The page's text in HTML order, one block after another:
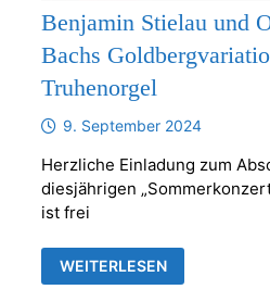
Benjamin Stielau und
Bachs
Truhenorgel
9. September 2024
Herzliche Einladung zum
diesjährigen
ist frei
BENJAMIN
STIELAU
UND
WEITERLESEN